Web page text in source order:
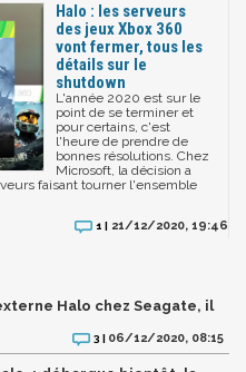
Halo : les serveurs
des jeux Xbox 360
vont fermer, tous les
détails sur le
shutdown
L'année 2020 est sur le
point de se terminer et
pour certains, c'est
l'heure de prendre de
bonnes résolutions. Chez
Microsoft, la décision a
faisant tourner l'ensemble
1 | 21/12/2020, 19:46
Halo chez Seagate, il
3 | 06/12/2020, 08:15